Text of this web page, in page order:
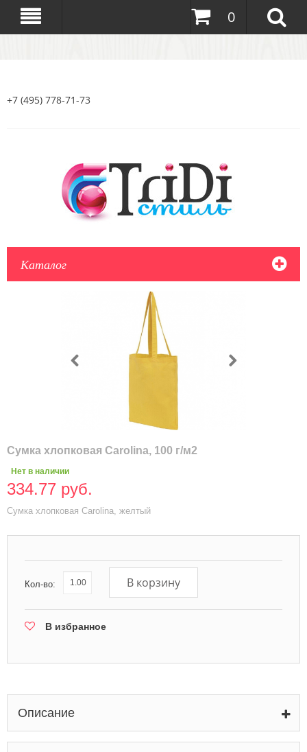
0
+7 (495) 778-71-73
Каталог
Сумка хлопковая Carolina, 100 г/м2
Нет в наличии
334.77 руб.
Сумка хлопковая Carolina, желтый
Кол-во: В корзину
В избранное
Описание